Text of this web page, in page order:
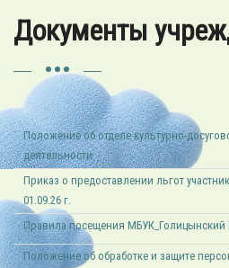
Документы
Положение об отделе культурно-
деятельности
Приказ о предоставлении льгот
01.09.26 г.
Правила посещения
Положение об обработке и защите